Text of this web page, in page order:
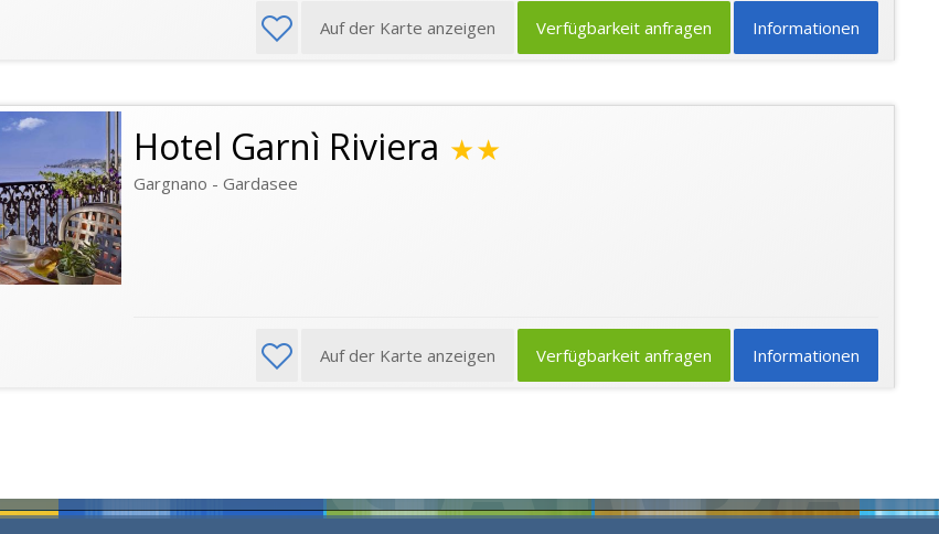
Informationen
Verfügbarkeit anfragen
Auf der Karte anzeigen
Hotel Garnì Riviera ★★
Gargnano - Gardasee
Informationen
Verfügbarkeit anfragen
Auf der Karte anzeigen